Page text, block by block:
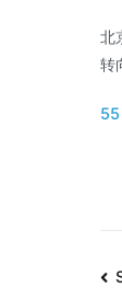
北
转
55